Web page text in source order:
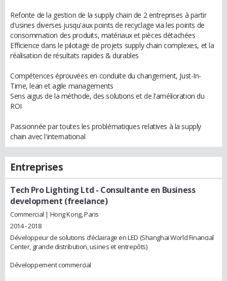
Refonte de la gestion de la supply chain de 2 entreprises à partir
d'usines diverses jusqu'aux points de recyclage via les points de
consommation des produits, matériaux et pièces détachées
Efficience dans le pilotage de projets supply chain complexes, et la
réalisation de résultats rapides & durables
Compétences éprouvées en conduite du changement, Just-In-
Time, lean et agile managements
Sens aigus de la méthode, des solutions et de l'amélioration du
ROI
Passionnée par toutes les problématiques relatives à la supply
chain avec l'international
Entreprises
Tech Pro Lighting Ltd - Consultante en Business
development (freelance)
Commercial | Hong Kong, Paris
2014 - 2018
Développeur de solutions d’éclairage en LED (Shanghai World Financial
Center, grande distribution, usines et entrepôts)
Développement commercial